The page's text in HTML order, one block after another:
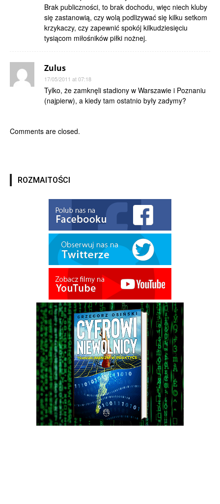
Brak publiczności, to brak dochodu, więc niech kluby
się zastanowią, czy wolą podlizywać się kilku setkom
krzykaczy, czy zapewnić spokój kilkudziesięciu
tysiącom miłośników piłki nożnej.
Zulus
17/05/2011 at 07:18
Tylko, że zamknęli stadiony w Warszawie i Poznaniu
(najpierw), a kiedy tam ostatnio były zadymy?
Comments are closed.
ROZMAITOŚCI